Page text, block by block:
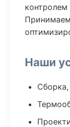
контролем
Наши